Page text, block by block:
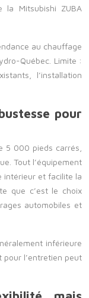
la Mitsubishi ZUBA
au chauffage
Québec. Limite :
l’installation
pour
5 000 pieds carrés,
Tout l’équipement
intérieur et facilite la
que c’est le choix
automobiles et
inférieure
pour l’entretien peut